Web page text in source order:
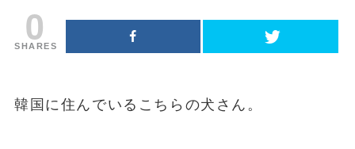
0
SHARES
韓国に住んでいるこちらの犬さん。